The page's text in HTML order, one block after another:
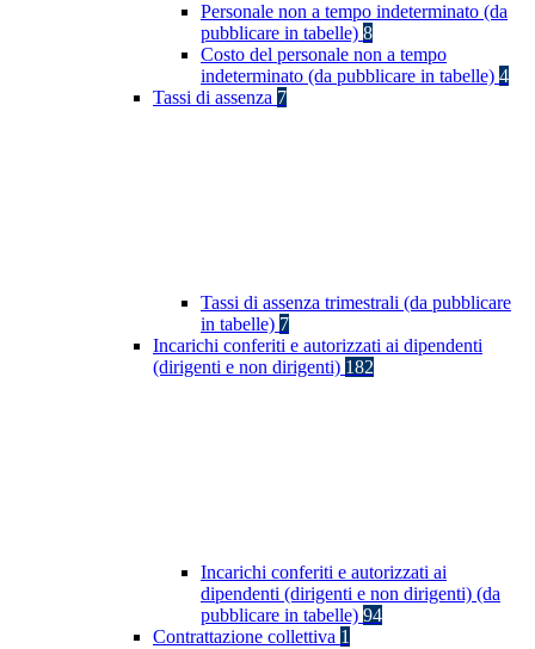
Personale non a tempo indeterminato (da
pubblicare in tabelle) 8
Costo del personale non a tempo
indeterminato (da pubblicare in tabelle) 4
Tassi di assenza 7
Tassi di assenza trimestrali (da pubblicare
in tabelle) 7
Incarichi conferiti e autorizzati ai dipendenti
(dirigenti e non dirigenti) 182
Incarichi conferiti e autorizzati ai
dipendenti (dirigenti e non dirigenti) (da
pubblicare in tabelle) 94
Contrattazione collettiva 1